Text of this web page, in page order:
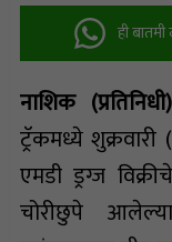
ही
नाशिक
ट्रॅकमध्ये
एमडी ड्रग्ज
चोरीछुपे